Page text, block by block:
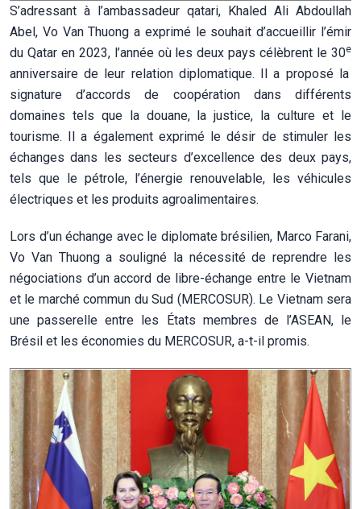
S’adressant à l’ambassadeur qatari, Khaled Ali Abdoullah
Abel, Vo Van Thuong a exprimé le souhait d’accueillir l’émir
du Qatar en 2023, l’année où les deux pays célèbrent le 30e
anniversaire de leur relation diplomatique. Il a proposé la
signature d’accords de coopération dans différents
domaines tels que la douane, la justice, la culture et le
tourisme. Il a également exprimé le désir de stimuler les
échanges dans les secteurs d’excellence des deux pays,
tels que le pétrole, l’énergie renouvelable, les véhicules
électriques et les produits agroalimentaires.
Lors d’un échange avec le diplomate brésilien, Marco Farani,
Vo Van Thuong a souligné la nécessité de reprendre les
négociations d’un accord de libre-échange entre le Vietnam
et le marché commun du Sud (MERCOSUR). Le Vietnam sera
une passerelle entre les États membres de l’ASEAN, le
Brésil et les économies du MERCOSUR, a-t-il promis.